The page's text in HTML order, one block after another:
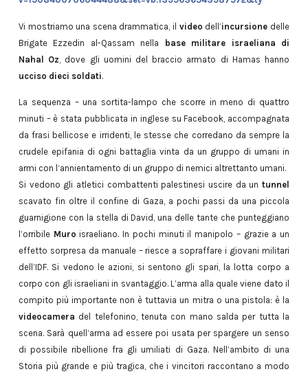
Vi mostriamo una scena drammatica, il video dell’incursione delle
Brigate Ezzedin al-Qassam nella base militare israeliana di
Nahal Oz , dove gli uomini del braccio armato di Hamas hanno
ucciso dieci soldati.
La sequenza – una sortita-lampo che scorre in meno di quattro
minuti – è stata pubblicata in inglese su Facebook, accompagnata
da frasi bellicose e irridenti, le stesse che corredano da sempre la
crudele epifania di ogni battaglia vinta da un gruppo di umani in
armi con l’annientamento di un gruppo di nemici altrettanto umani.
Si vedono gli atletici combattenti palestinesi uscire da untunnel
scavato fin oltre il confine di Gaza, a pochi passi da una piccola
guarnigione con la stella di David, una delle tante che punteggiano
l’orribile Muroisraeliano. In pochi minuti il manipolo – grazie a un
effetto sorpresa da manuale – riesce a sopraffare i giovani militari
dell’IDF. Si vedono le azioni, si sentono gli spari, la lotta corpo a
corpo con gli israeliani in svantaggio. L’arma alla quale viene dato il
compito più importante non è tuttavia un mitra o una pistola: è la
videocamera del telefonino, tenuta con mano salda per tutta la
scena. Sarà quell’arma ad essere poi usata per spargere un senso
di possibile ribellione fra gli umiliati di Gaza. Nell’ambito di una
Storia più grande e più tragica, che i vincitori raccontano a modo